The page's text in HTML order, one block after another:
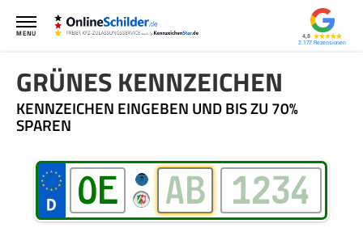
4,8
2.177
MENU
GRÜNES KENNZEICHEN
KENNZEICHEN EINGEBEN UND BIS ZU 70%
SPAREN